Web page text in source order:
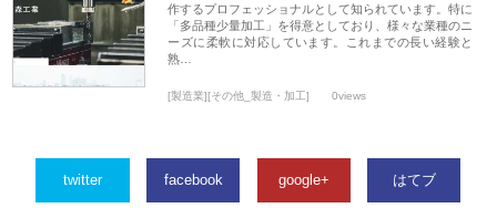
作するプロフェッショナルとして知られています。特に
「多品種少量加工」を得意としており、様々な業種のニ
ーズに柔軟に対応しています。これまでの長い経験と
熟…
[製造業][その他_製造・加工] 0views
twitter facebook google+ はてブ